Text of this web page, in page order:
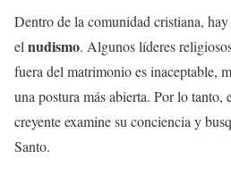
Dentro de la comunidad cristiana,
el nudismo. Algunos líderes
fuera del matrimonio es inaceptable,
una postura más abierta. Por lo tanto,
creyente examine su conciencia y
Santo.